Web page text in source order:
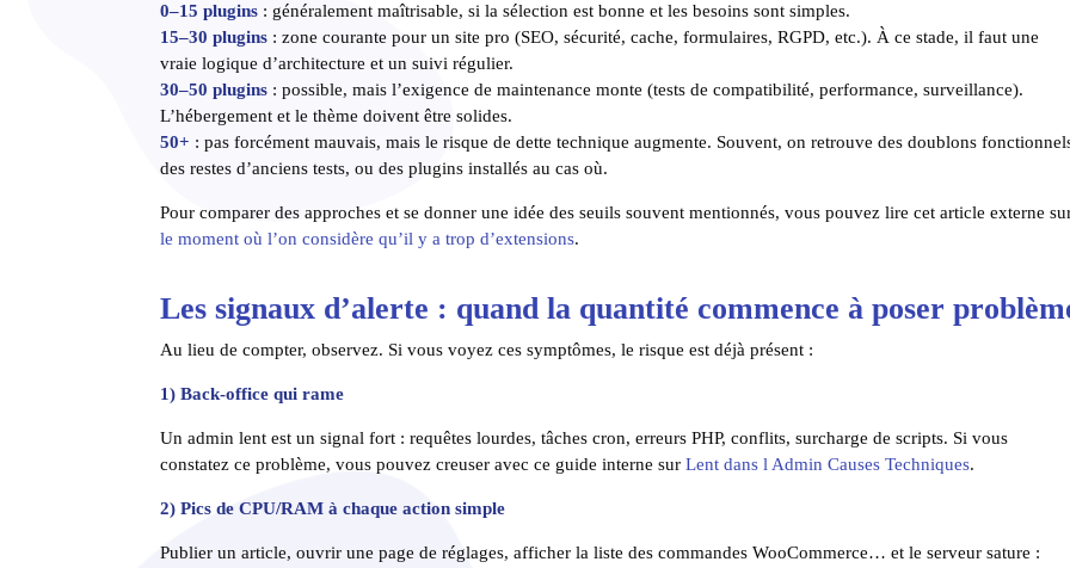
0–15 plugins : généralement maîtrisable, si la sélection est bonne et les besoins sont simples.
15–30 plugins : zone courante pour un site pro (SEO, sécurité, cache, formulaires, RGPD, etc.). À ce stade, il faut une
vraie logique d’architecture et un suivi régulier.
30–50 plugins : possible, mais l’exigence de maintenance monte (tests de compatibilité, performance, surveillance).
L’hébergement et le thème doivent être solides.
50+ : pas forcément mauvais, mais le risque de dette technique augmente. Souvent, on retrouve des doublons
des restes d’anciens tests, ou des plugins installés au cas où.
Pour comparer des approches et se donner une idée des seuils souvent mentionnés, vous pouvez lire cet article externe
le moment où l’on considère qu’il y a trop d’extensions.
Les signaux d’alerte : quand la quantité commence à poser
Au lieu de compter, observez. Si vous voyez ces symptômes, le risque est déjà présent :
1) Back-office qui rame
Un admin lent est un signal fort : requêtes lourdes, tâches cron, erreurs PHP, conflits, surcharge de scripts. Si vous
constatez ce problème, vous pouvez creuser avec ce guide interne surLent dans l Admin Causes Techniques.
2) Pics de CPU/RAM à chaque action simple
Publier un article, ouvrir une page de réglages, afficher la liste des commandes WooCommerce… et le serveur sature :